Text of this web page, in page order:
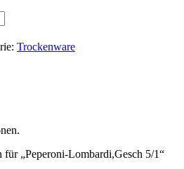
Trockenware
für „Peperoni-Lombardi,Gesch 5/1“